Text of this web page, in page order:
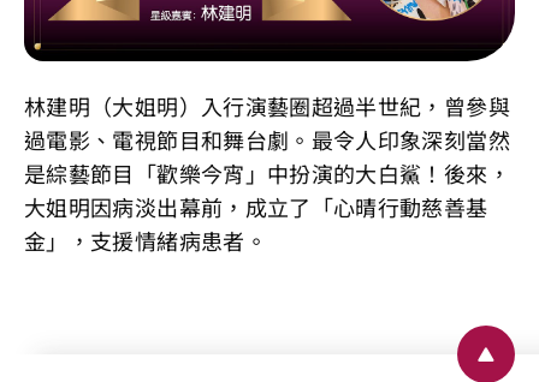
林建明（大姐明）入行演藝圈超過半世紀，曾參與
過電影、電視節目和舞台劇。最令人印象深刻當然
是綜藝節目「歡樂今宵」中扮演的大白鯊！後來，
大姐明因病淡出幕前，成立了「心晴行動慈善基
金」，支援情緒病患者。